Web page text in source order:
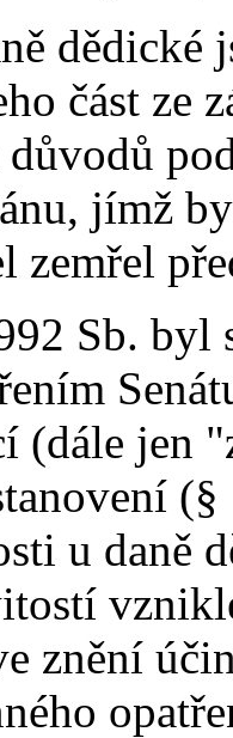
dědické
část ze
jímž
zemřel
Sb. byl
(dále jen
u daně
znění